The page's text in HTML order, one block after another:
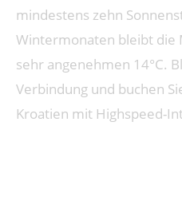
mindestens zehn
Wintermonaten bleibt
sehr angenehmen 14°C.
Verbindung und buchen
Kroatien mit Highspeed-